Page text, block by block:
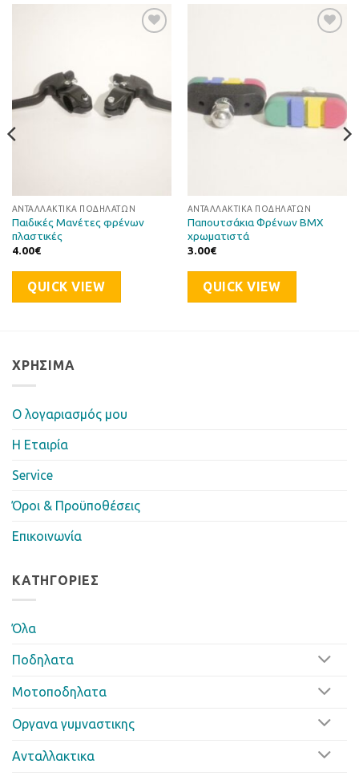
ΑΝΤΑΛΛΑΚΤΙΚΆ ΠΟΔΗΛΆΤΩΝ
Παιδικές Μανέτες φρένων
πλαστικές
4.00€
QUICK VIEW
ΑΝΤΑΛΛΑΚΤΙΚΆ ΠΟΔΗΛΆΤΩΝ
Παπουτσάκια Φρένων BMX
χρωματιστά
3.00€
QUICK VIEW
ΧΡΉΣΙΜΑ
Ο λογαριασμός μου
Η Eταιρία
Service
Όροι & Προϋποθέσεις
Επικοινωνία
ΚΑΤΗΓΟΡΊΕΣ
Όλα
Ποδηλατα
Μοτοποδηλατα
Οργανα γυμναστικης
Ανταλλακτικα